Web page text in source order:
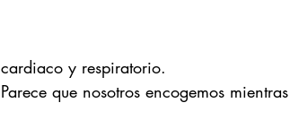
cardiaco y respiratorio.
Parece que nosotros encogemos